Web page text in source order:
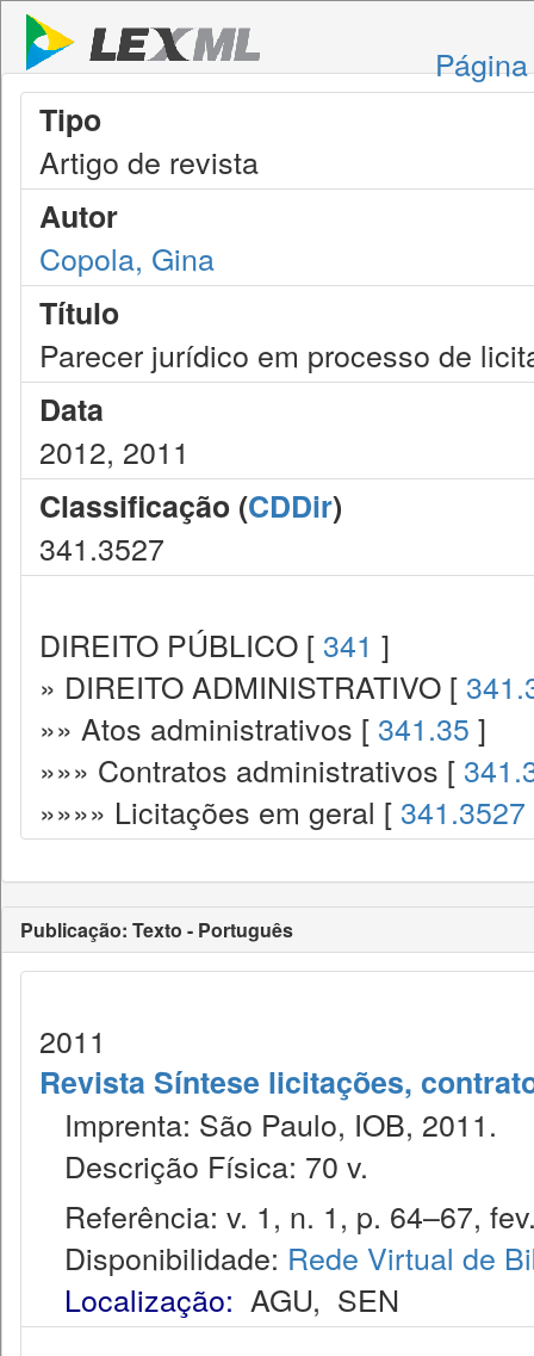
Tipo
Artigo de revista
Autor
Copola, Gina
Título
Parecer jurídico em processo de
Data
2012, 2011
Classificação (CDDir)
341.3527
DIREITO PÚBLICO [ 341 ]
» DIREITO ADMINISTRATIVO [
»» Atos administrativos [ 341.35 ]
»»» Contratos administrativos [
»»»» Licitações em geral [ 341.3527
Publicação: Texto - Português
2011
Revista Síntese licitações,
Imprenta: São Paulo, IOB, 2011.
Descrição Física: 70 v.
Referência: v. 1, n. 1, p. 64–67,
Disponibilidade: Rede Virtual de
Localização: AGU, SEN